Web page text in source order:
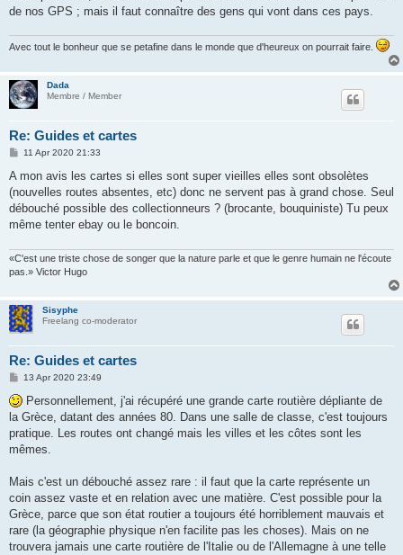
de nos GPS ; mais il faut connaître des gens qui vont dans ces pays.
Avec tout le bonheur que se petafine dans le monde que d'heureux on pourrait faire.
Dada
Membre / Member
Re: Guides et cartes
P
s
11 Apr 2020 21:33
A mon avis les cartes si elles sont super vieilles elles sont obsolètes
(nouvelles routes absentes, etc) donc ne servent pas à grand chose. Seul
débouché possible des collectionneurs ? (brocante, bouquiniste) Tu peux
même tenter ebay ou le boncoin.
«C'est une triste chose de songer que la nature parle et que le genre humain ne l'écoute
pas.» Victor Hugo
Sisyphe
Freelang co-moderator
Re: Guides et cartes
P
s
t
13 Apr 2020 23:49
Personnellement, j'ai récupéré une grande carte routière dépliante de
la Grèce, datant des années 80. Dans une salle de classe, c'est toujours
pratique. Les routes ont changé mais les villes et les côtes sont les
mêmes.
Mais c'est un débouché assez rare : il faut que la carte représente un
coin assez vaste et en relation avec une matière. C'est possible pour la
Grèce, parce que son état routier a toujours été horriblement mauvais et
rare (la géographie physique n'en facilite pas les choses). Mais on ne
trouvera jamais une carte routière de l'Italie ou de l'Allemagne à une telle